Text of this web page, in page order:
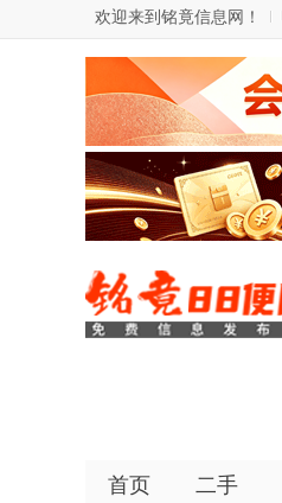
欢迎来到铭竟信息网！
首页 二手